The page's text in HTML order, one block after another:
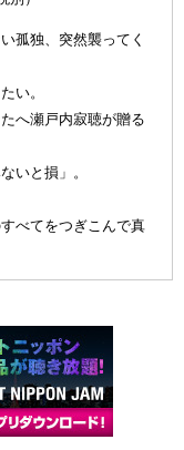
孤独、突然襲ってく
い。
へ瀬戸内寂聴が贈る
いと損」。
べてをつぎこんで真